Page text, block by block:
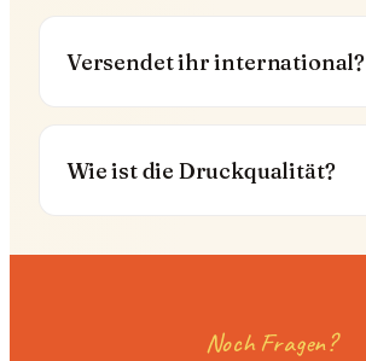
Versendet ihr international?
Wie ist die Druckqualität?
Noch Fragen?